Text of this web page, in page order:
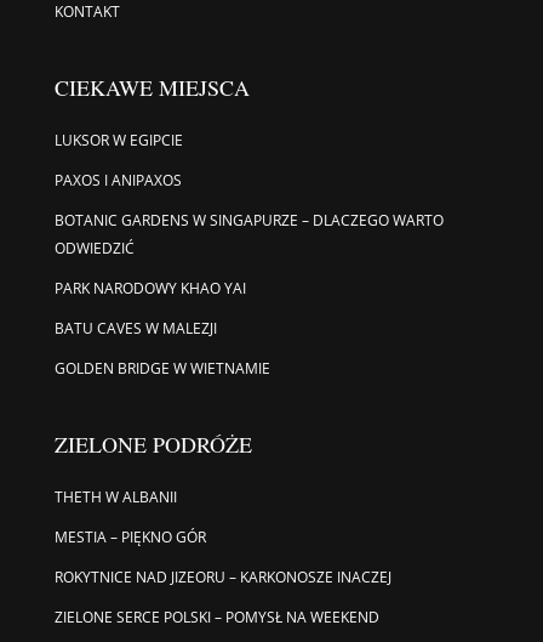
KONTAKT
CIEKAWE MIEJSCA
LUKSOR W EGIPCIE
PAXOS I ANIPAXOS
BOTANIC GARDENS W SINGAPURZE – DLACZEGO WARTO
ODWIEDZIĆ
PARK NARODOWY KHAO YAI
BATU CAVES W MALEZJI
GOLDEN BRIDGE W WIETNAMIE
ZIELONE PODRÓŻE
THETH W ALBANII
MESTIA – PIĘKNO GÓR
ROKYTNICE NAD JIZEORU – KARKONOSZE INACZEJ
ZIELONE SERCE POLSKI – POMYSŁ NA WEEKEND